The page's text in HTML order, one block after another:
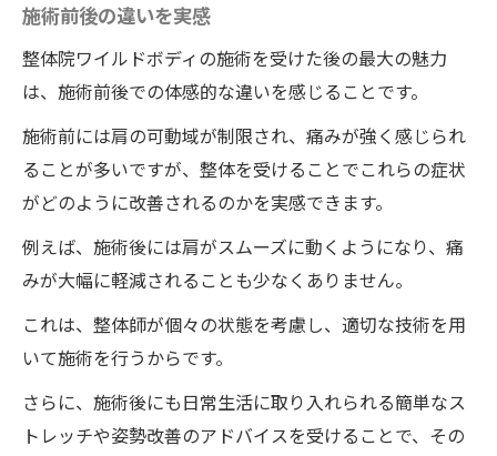
整体が肩の健康に与える影響
施術後の長期ケアの重要性
健康な肩を維持するための習慣
整体施術を受ける前のチェックポイント
四十肩五十肩克服徳島の整体院ワイルドボディ
で肩を楽にする秘訣
克服に向けた整体の役割
徳島の整体院ワイルドボディの施術の強み
肩を楽にするための具体的施術
整体を選ぶ際のポイント
施術後の肩ケア方法
整体院ワイルドボディで肩を楽にする改善
施術前後の違いを実感
整体院ワイルドボディの施術を受けた後の最大の魅力
は、施術前後での体感的な違いを感じることです。
施術前には肩の可動域が制限され、痛みが強く感じられ
ることが多いですが、整体を受けることでこれらの症状
がどのように改善されるのかを実感できます。
例えば、施術後には肩がスムーズに動くようになり、痛
みが大幅に軽減されることも少なくありません。
これは、整体師が個々の状態を考慮し、適切な技術を用
いて施術を行うからです。
さらに、施術後にも日常生活に取り入れられる簡単なス
トレッチや姿勢改善のアドバイスを受けることで、その